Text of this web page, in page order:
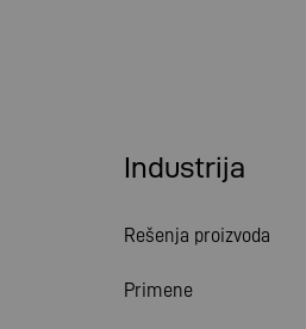
Industrija
Rešenja proizvoda
Primene